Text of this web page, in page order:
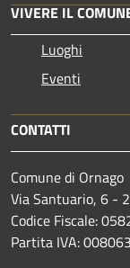
VIVERE IL
Luoghi
Eventi
CONTATTI
Comune di Ornago
Via Santuario, 6 -
Codice Fiscale:
Partita IVA: